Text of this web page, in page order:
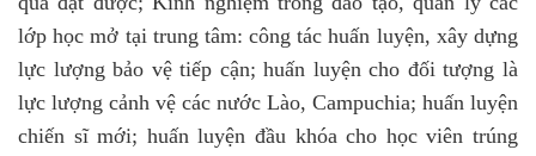
lớp học mở tại trung tâm: công tác huấn luyện, xây dựng
lực lượng bảo vệ tiếp cận; huấn luyện cho đối tượng là
lực lượng cảnh vệ các nước Lào, Campuchia; huấn luyện
chiến sĩ mới; huấn luyện đầu khóa cho học viên trúng